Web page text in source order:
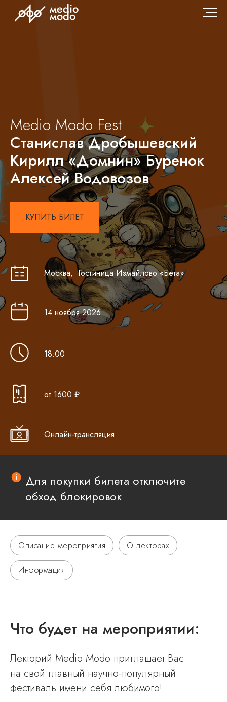
Medio Modo Fest
Станислав Дробышевский
Кирилл «Домнин» Буренок
Алексей Водовозов
КУПИТЬ БИЛЕТ
Москва, Гостиница Измайло во «Бета»
14 ноября 2026
18:00
от 1600 ₽
Онлайн-трансляция
Для покупки билета отключите
обход блокировок
Описание мероприятия О лекторах
Информация
Что будет на мероприятии:
Лекторий Medio Modo приглашает Вас
на свой главный научно-популярный
фестиваль имени себя любимого!